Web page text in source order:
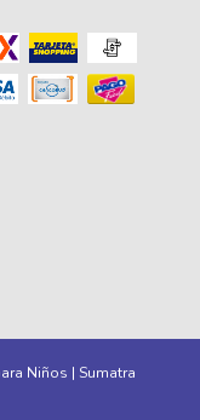
Niños | Sumatra